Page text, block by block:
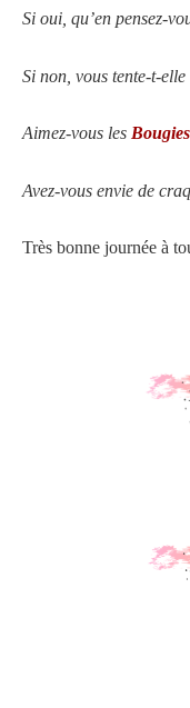
Si oui, qu’en pensez-
Si non, vous tente-t-elle
Aimez-vous les Bougies
Avez-vous envie de
Très bonne journée à